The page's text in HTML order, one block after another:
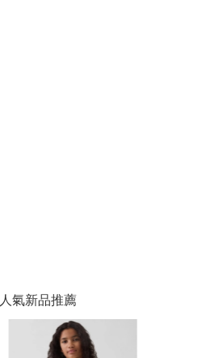
人氣新品推薦